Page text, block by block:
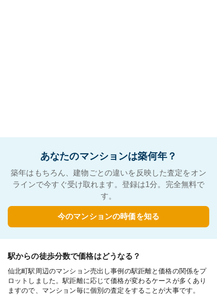
あなたのマンションは築何年？
築年はもちろん、建物ごとの違いを反映した査定をオン
ラインで今すぐ受け取れます。登録は1分。完全無料で
す。
今のマンションの時価を知る
駅からの徒歩分数で価格はどうなる？
仙北町駅周辺のマンション売出し事例の駅距離と価格の関係をプ
ロットしました。駅距離に応じて価格が変わるケースが多くあり
ますので、マンション毎に個別の査定をすることが大事です。